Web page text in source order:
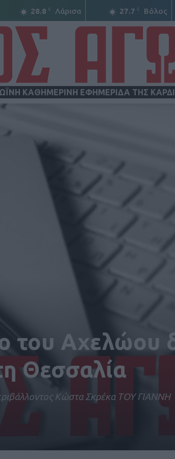
28.8 C Λάρισα 27.7 C Βόλος
ΚΑΘΗΜΕΡΙΝΗ ΕΦΗΜΕΡΙΔΑ ΤΗΣ
του Αχελώου
Θεσσαλία
Κώστα Σκρέκα ΤΟΥ ΓΙΑΝΝΗ